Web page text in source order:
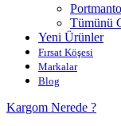
Tümünü
Yeni Ürünler
Fırsat Köşesi
Markalar
Blog
Kargom Nerede ?